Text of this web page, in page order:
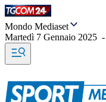
Mondo Mediaset
Martedì 7 Gennaio 2025 -